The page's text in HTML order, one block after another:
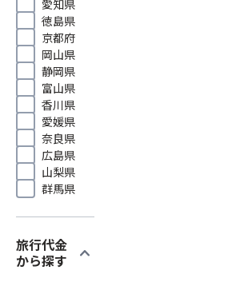
愛知県
徳島県
京都府
岡山県
静岡県
富山県
香川県
愛媛県
奈良県
広島県
山梨県
群馬県
旅行代金
から探す
expand_more